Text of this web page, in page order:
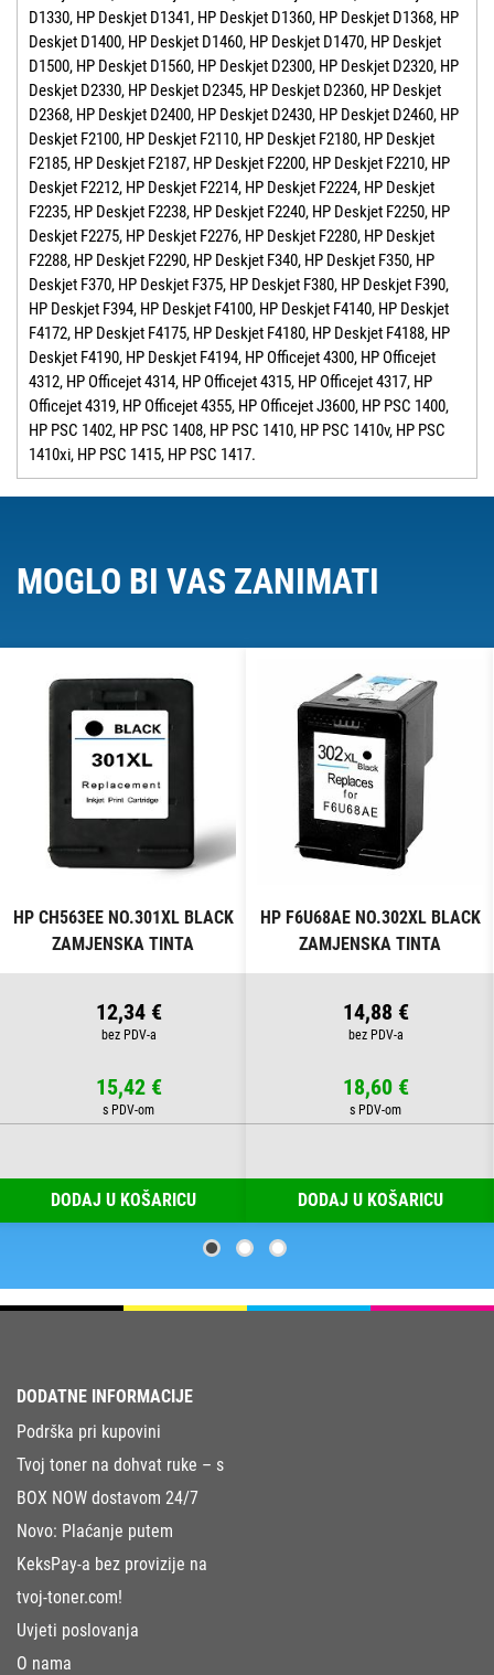
D1330, HP Deskjet D1341, HP Deskjet D1360, HP Deskjet D1368, HP
Deskjet D1400, HP Deskjet D1460, HP Deskjet D1470, HP Deskjet
D1500, HP Deskjet D1560, HP Deskjet D2300, HP Deskjet D2320, HP
Deskjet D2330, HP Deskjet D2345, HP Deskjet D2360, HP Deskjet
D2368, HP Deskjet D2400, HP Deskjet D2430, HP Deskjet D2460, HP
Deskjet F2100, HP Deskjet F2110, HP Deskjet F2180, HP Deskjet
F2185, HP Deskjet F2187, HP Deskjet F2200, HP Deskjet F2210, HP
Deskjet F2212, HP Deskjet F2214, HP Deskjet F2224, HP Deskjet
F2235, HP Deskjet F2238, HP Deskjet F2240, HP Deskjet F2250, HP
Deskjet F2275, HP Deskjet F2276, HP Deskjet F2280, HP Deskjet
F2288, HP Deskjet F2290, HP Deskjet F340, HP Deskjet F350, HP
Deskjet F370, HP Deskjet F375, HP Deskjet F380, HP Deskjet F390,
HP Deskjet F394, HP Deskjet F4100, HP Deskjet F4140, HP Deskjet
F4172, HP Deskjet F4175, HP Deskjet F4180, HP Deskjet F4188, HP
Deskjet F4190, HP Deskjet F4194, HP Officejet 4300, HP Officejet
4312, HP Officejet 4314, HP Officejet 4315, HP Officejet 4317, HP
Officejet 4319, HP Officejet 4355, HP Officejet J3600, HP PSC 1400,
HP PSC 1402, HP PSC 1408, HP PSC 1410, HP PSC 1410v, HP PSC
1410xi, HP PSC 1415, HP PSC 1417.
MOGLO BI VAS ZANIMATI
HP CH563EE NO.301XL BLACK
ZAMJENSKA TINTA
12,34 €
15,42 €
DODAJ U KOŠARICU
HP F6U68AE NO.302XL BLACK
ZAMJENSKA TINTA
14,88 €
18,60 €
DODAJ U KOŠARICU
DODATNE INFORMACIJE
Podrška pri kupovini
Tvoj toner na dohvat ruke – s
BOX NOW dostavom 24/7
Novo: Plaćanje putem
KeksPay-a bez provizije na
tvoj-toner.com!
Uvjeti poslovanja
O nama